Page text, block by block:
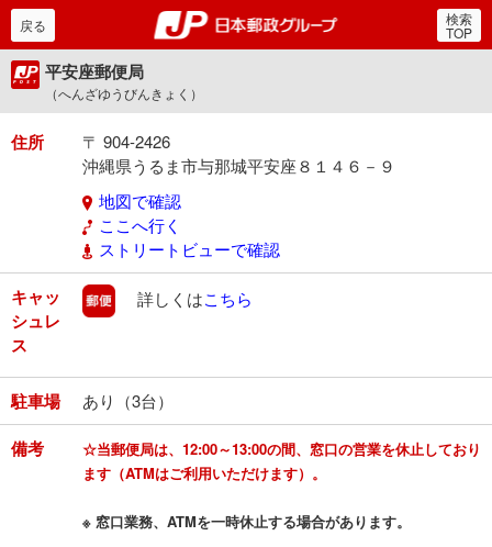
郵便局・日本郵政グルー
戻る 検索
TOP
平安座郵便局
（へんざゆうびんきょく）
住所
〒 904-2426
沖縄県うるま市与那城平安座８１４６－９
地図で確認
ここへ行く
ストリートビューで確認
キャッ
シュレ
ス
郵便
詳しくはこちら
駐車場 あり（3台）
備考
☆当郵便局は、12:00～13:00の間、窓口の営業を休止しており
ます（ATMはご利用いただけます）。
※ 窓口業務、ATMを一時休止する場合があります。